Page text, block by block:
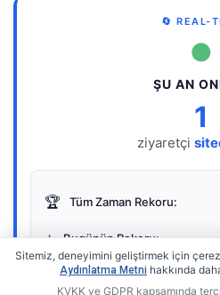
🔄 REAL-
●
ŞU AN
1
ziyaretçi
🏆 Tüm Zaman Rekoru:
⭐ Bugünün Rekoru:
Sitemiz, deneyimini geliştirmek için
Aydınlatma Metni hakkında
KVKK ve GDPR kapsamında